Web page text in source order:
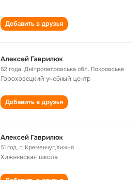
Добавить в друзья
Алексей Гаврилюк
62 года,Дніпропетровська обл. Покровське
Гороховецкий учебный центр
Добавить в друзья
Алексей Гаврилюк
51 год,г. Кременчуг,Хижня
Хижнянская школа